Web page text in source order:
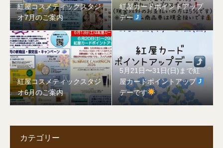
紅屋コスメティックスタジ
オ7月のご案内
紅屋カードポイントアップ
デー
紅屋コスメティックスタジ
オ6月のご案内
5月21日〜31日(日)まで紅
屋カードポイントアップ
デーです
カテゴリー